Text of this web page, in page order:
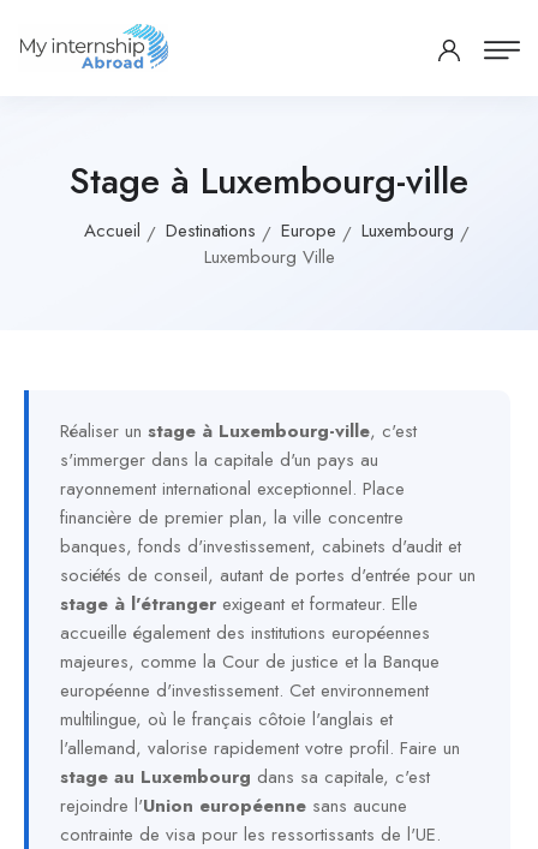
Stage à Luxembourg-ville
Accueil Destinations Europe
Luxembourg
Luxembourg Ville
Réaliser un stage à Luxembourg-ville, c'est
s'immerger dans la capitale d'un pays au
rayonnement international exceptionnel. Place
financière de premier plan, la ville concentre
banques, fonds d'investissement, cabinets d'audit et
sociétés de conseil, autant de portes d'entrée pour un
stage à l'étranger exigeant et formateur. Elle
accueille également des institutions européennes
majeures, comme la Cour de justice et la Banque
européenne d'investissement. Cet environnement
multilingue, où le français côtoie l'anglais et
l'allemand, valorise rapidement votre profil. Faire un
stage au Luxembourg dans sa capitale, c'est
rejoindre l'Union européenne sans aucune
contrainte de visa pour les ressortissants de l'UE.